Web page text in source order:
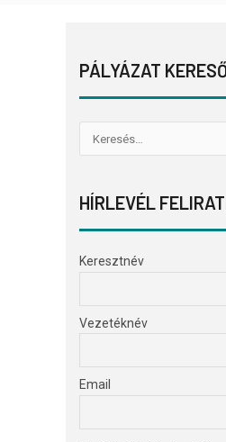
PÁLYÁZAT
HÍRLEVÉL
Keresztnév
Vezetéknév
Email